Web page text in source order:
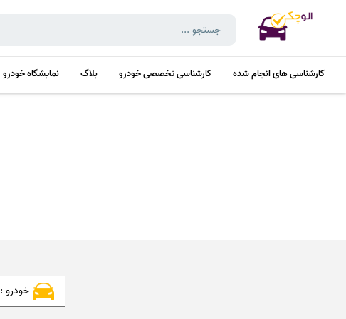
کارشناسی های انجام شده کارشناسی تخصصی خودرو بلاگ نمایشگاه خودرو
خودرو :